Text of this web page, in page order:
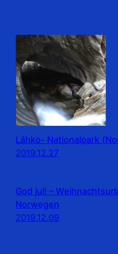
Láhko- Nationalpark
2019.12.27
God jul! –
Norwegen
2019.12.09